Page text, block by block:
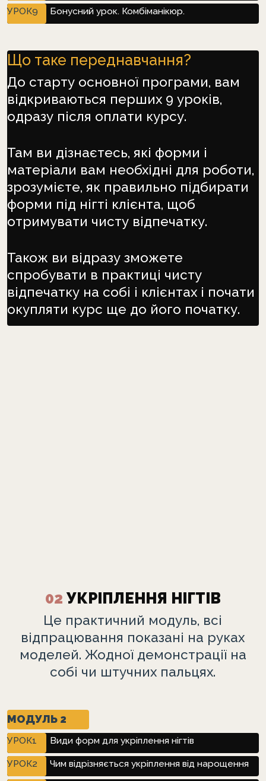
УРОК9 Бонусний урок. Комбіманікюр.
Що таке переднавчання?
До старту основної програми, вам
відкриваються перших 9 уроків,
одразу після оплати курсу.
Там ви дізнаєтесь, які форми і
матеріали вам необхідні для роботи,
зрозумієте, як правильно підбирати
форми під нігті клієнта, щоб
отримувати чисту відпечатку.
Також ви відразу зможете
спробувати в практиці чисту
відпечатку на собі і клієнтах і почати
окупляти курс ще до його початку.
02 УКРІПЛЕННЯ НІГТІВ
МОДУЛЬ 2
УРОК1
УРОК2
Види форм для укріплення нігтів
Чим відрізняється укріплення від нарощення
Це практичний модуль, всі
відпрацювання показані на руках
моделей. Жодної демонстрації на
собі чи штучних пальцях.